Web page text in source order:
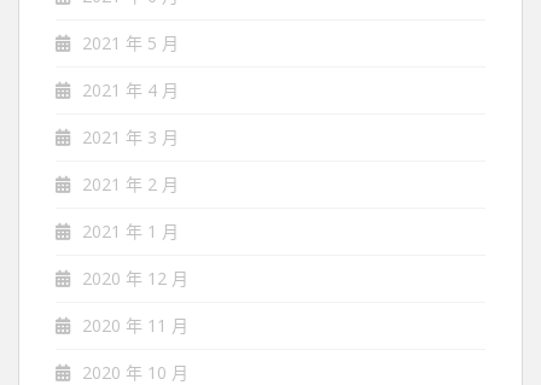
2021 年 5 月
2021 年 4 月
2021 年 3 月
2021 年 2 月
2021 年 1 月
2020 年 12 月
2020 年 11 月
2020 年 10 月